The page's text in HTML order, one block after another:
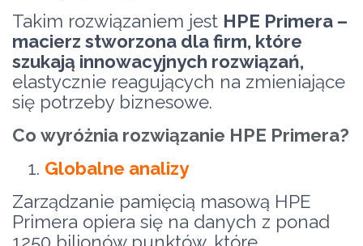
Takim rozwiązaniem jest HPE Primera –
macierz stworzona dla firm, które
szukają innowacyjnych rozwiązań,
elastycznie reagujących na zmieniające
się potrzeby biznesowe.
Co wyróżnia rozwiązanie HPE Primera?
Globalne analizy
Zarządzanie pamięcią masową HPE
Primera opiera się na danych z ponad